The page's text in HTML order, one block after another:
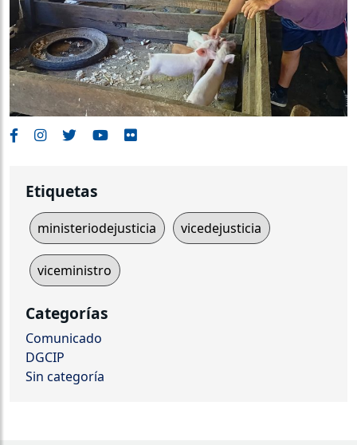
Etiquetas
ministeriodejusticia vicedejusticia
viceministro
Categorías
Comunicado
DGCIP
Sin categoría